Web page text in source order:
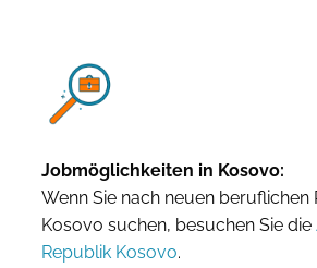
Jobmöglichkeiten in Kosovo:
Wenn Sie nach neuen beruflichen
Kosovo suchen, besuchen Sie die
Republik Kosovo.